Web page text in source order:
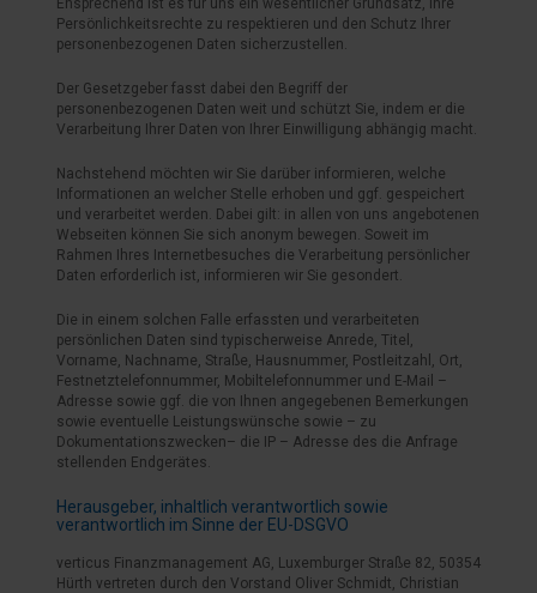
Ensprechend ist es für uns ein wesentlicher Grundsatz, Ihre
Persönlichkeitsrechte zu respektieren und den Schutz Ihrer
personenbezogenen Daten sicherzustellen.
Der Gesetzgeber fasst dabei den Begriff der
personenbezogenen Daten weit und schützt Sie, indem er die
Verarbeitung Ihrer Daten von Ihrer Einwilligung abhängig macht.
Nachstehend möchten wir Sie darüber informieren, welche
Informationen an welcher Stelle erhoben und ggf. gespeichert
und verarbeitet werden. Dabei gilt: in allen von uns angebotenen
Webseiten können Sie sich anonym bewegen. Soweit im
Rahmen Ihres Internetbesuches die Verarbeitung persönlicher
Daten erforderlich ist, informieren wir Sie gesondert.
Die in einem solchen Falle erfassten und verarbeiteten
persönlichen Daten sind typischerweise Anrede, Titel,
Vorname, Nachname, Straße, Hausnummer, Postleitzahl, Ort,
Festnetztelefonnummer, Mobiltelefonnummer und E-Mail –
Adresse sowie ggf. die von Ihnen angegebenen Bemerkungen
sowie eventuelle Leistungswünsche sowie – zu
Dokumentationszwecken– die IP – Adresse des die Anfrage
stellenden Endgerätes.
Herausgeber, inhaltlich verantwortlich sowie
verantwortlich im Sinne der EU-DSGVO
verticus Finanzmanagement AG, Luxemburger Straße 82, 50354
Hürth vertreten durch den Vorstand Oliver Schmidt, Christian